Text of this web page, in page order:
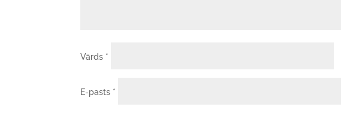
Vārds *
E-pasts *